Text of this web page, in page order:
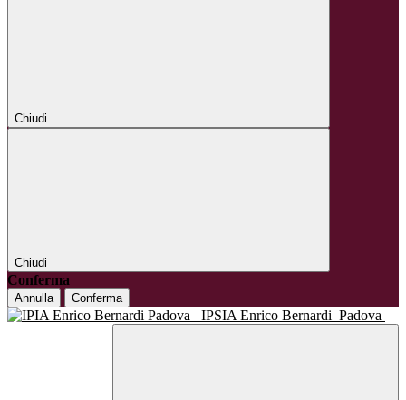
Chiudi
Chiudi
Conferma
Annulla Conferma
IPSIA Enrico Bernardi Padova